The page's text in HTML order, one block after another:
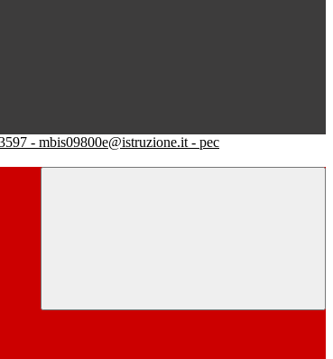
- mbis09800e@istruzione.it - pec